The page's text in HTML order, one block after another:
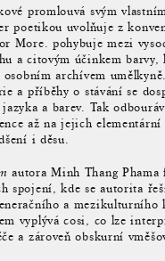
promlouvá svým
poetikou uvolňuje z
More. pohybuje mezi
a citovým účinkem barvy,
archívem
a příběhy o stávání se
a barev. Tak
až na jejich elementární
i děsu.
autora Minh Thang
spojení, kde se autorita
a
vyplývá cosi, co lze
a zároveň obskurní